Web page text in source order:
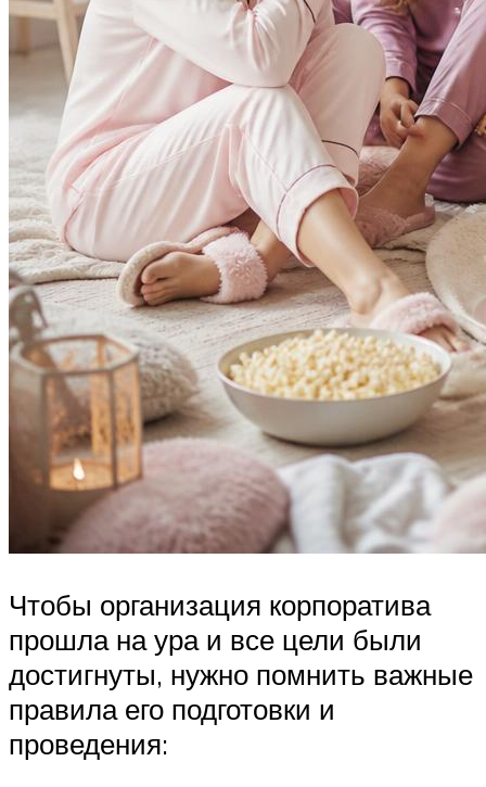
Чтобы организация корпоратива
прошла на ура и все цели были
достигнуты, нужно помнить важные
правила его подготовки и
проведения: